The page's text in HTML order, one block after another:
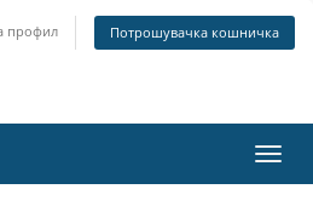
профил Потрошувачка кошничка
ја